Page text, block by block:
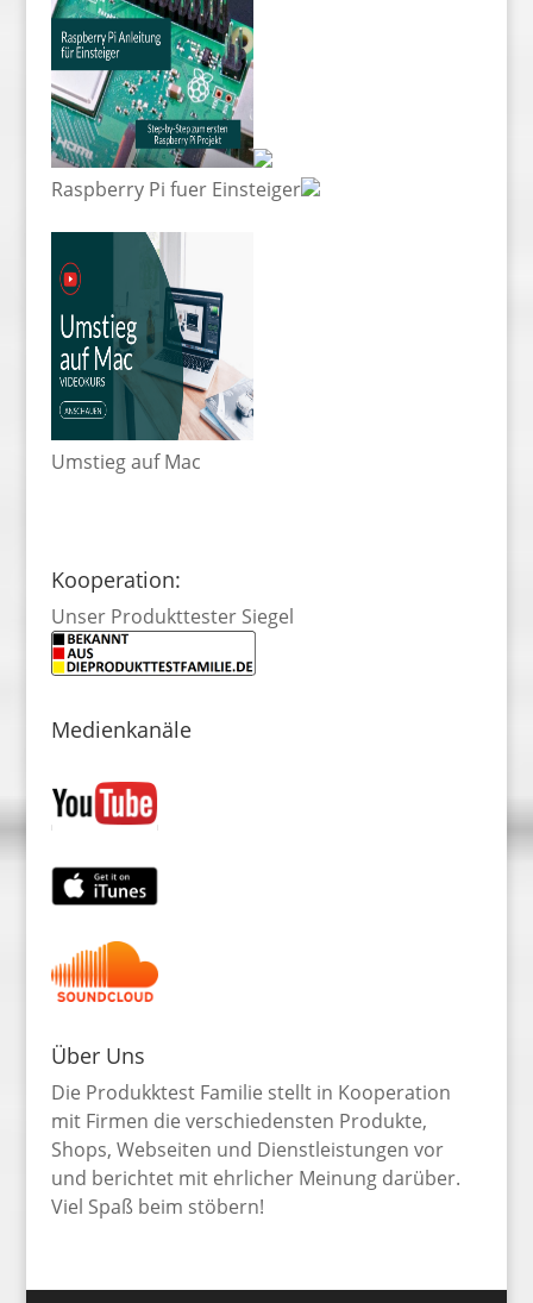
Raspberry Pi fuer Einsteiger
Umstieg auf Mac
Kooperation:
Unser Produkttester Siegel
Medienkanäle
Über Uns
Die Produkktest Familie stellt in Kooperation
mit Firmen die verschiedensten Produkte,
Shops, Webseiten und Dienstleistungen vor
und berichtet mit ehrlicher Meinung darüber.
Viel Spaß beim stöbern!